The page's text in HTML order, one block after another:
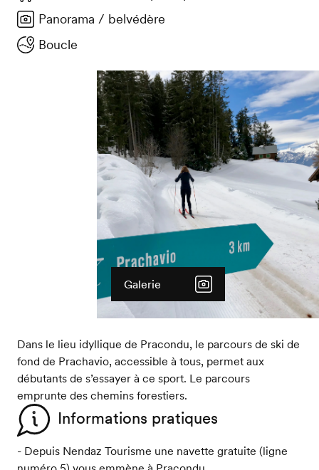
Panorama / belvédère
Boucle
Galerie
Dans le lieu idyllique de Pracondu, le parcours de ski de
fond de Prachavio, accessible à tous, permet aux
débutants de s’essayer à ce sport. Le parcours
emprunte des chemins forestiers.
Informations pratiques
- Depuis Nendaz Tourisme une navette gratuite (ligne